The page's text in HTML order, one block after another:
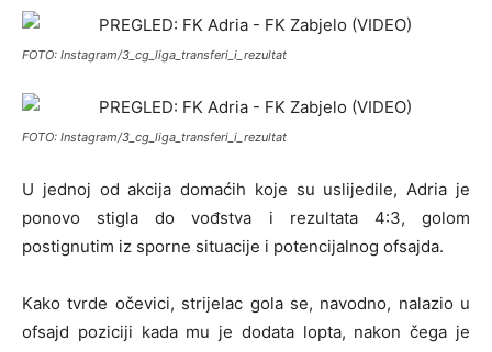
FOTO: Instagram/3_cg_liga_transferi_i_rezultat
FOTO: Instagram/3_cg_liga_transferi_i_rezultat
U jednoj od akcija domaćih koje su uslijedile, Adria je
ponovo stigla do vođstva i rezultata 4:3, golom
postignutim iz sporne situacije i potencijalnog ofsajda.
Kako tvrde očevici, strijelac gola se, navodno, nalazio u
ofsajd poziciji kada mu je dodata lopta, nakon čega je